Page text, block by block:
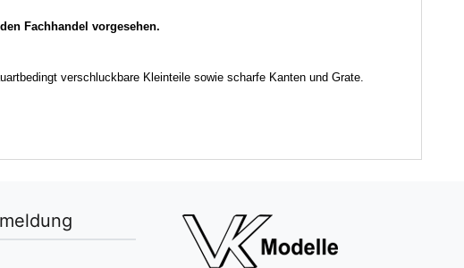
Fachhandel vorgesehen.
verschluckbare Kleinteile sowie scharfe Kanten und Grate.